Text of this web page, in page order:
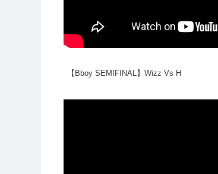
【Bboy SEMIFINAL】Wizz Vs H